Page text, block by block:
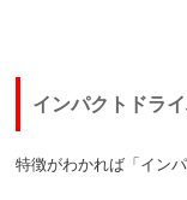
インパクトドラ
特徴がわかれば「イン